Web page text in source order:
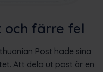
och färre fel
Post hade sina
Att dela ut post är en